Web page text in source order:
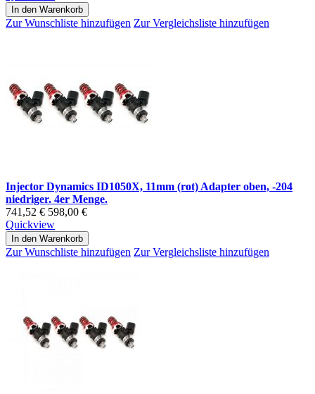
In den Warenkorb
Zur Wunschliste hinzufügen Zur Vergleichsliste hinzufügen
Injector Dynamics ID1050X, 11mm (rot) Adapter oben, -204
niedriger. 4er Menge.
741,52 € 598,00 €
Quickview
In den Warenkorb
Zur Wunschliste hinzufügen Zur Vergleichsliste hinzufügen